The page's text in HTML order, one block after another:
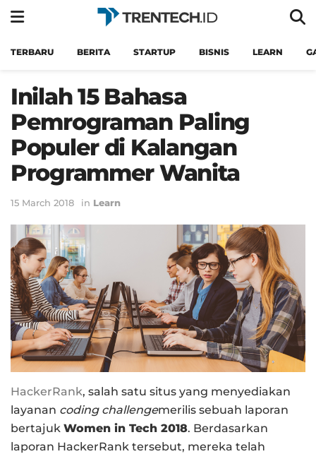
TERBARU BERITA STARTUP BISNIS LEARN
Inilah 15 Bahasa
Pemrograman Paling
Populer di Kalangan
Programmer Wanita
15 March 2018 in Learn
HackerRank, salah satu situs yang menyediakan
layanan coding challengemerilis sebuah laporan
bertajuk Women in Tech 2018. Berdasarkan
laporan HackerRank tersebut, mereka telah